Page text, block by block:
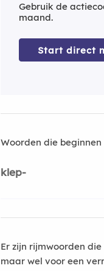
Gebruik de
maand.
Start direct
Woorden die
klep-
Er zijn rijmwoorden
maar wel voor een